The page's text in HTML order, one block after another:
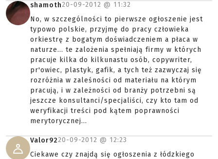
shamoth20-09-2012 @ 11:32
No, w szczególności to pierwsze ogłoszenie jest
typowo polskie, przyjmę do pracy człowieka
orkiestrę z bogatym doświadczeniem a płaca w
naturze... te zalożenia spełniają firmy w których
pracuje kilka do kilkunastu osób, copywriter,
pr'owiec, plastyk, gafik, a tych też zazwyczaj się
rozróżnia w zaleśności od materiału na którym
pracują, i w zależności od branży potrzebni są
jeszcze konsultanci/specjaliści, czy kto tam od
weryfikacji treści pod kątem poprawności
merytorycznej...
Valor9220-09-2012 @ 12:23
Ciekawe czy znajdą się ogłoszenia z łódzkiego